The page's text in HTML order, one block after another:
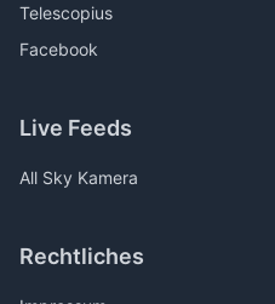
Telescopius
Facebook
Live Feeds
All Sky Kamera
Rechtliches